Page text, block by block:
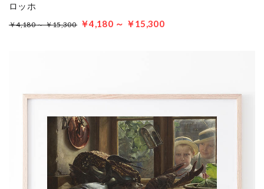
ロッホ
￥4,180 ～ ￥15,300 ￥4,180 ～ ￥15,300